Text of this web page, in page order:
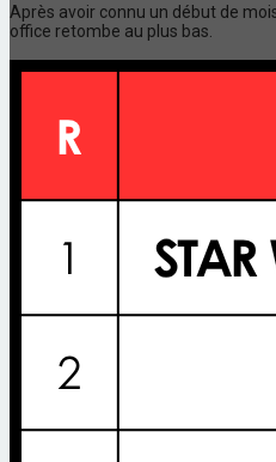
Après avoir connu un début de
office retombe au plus bas.